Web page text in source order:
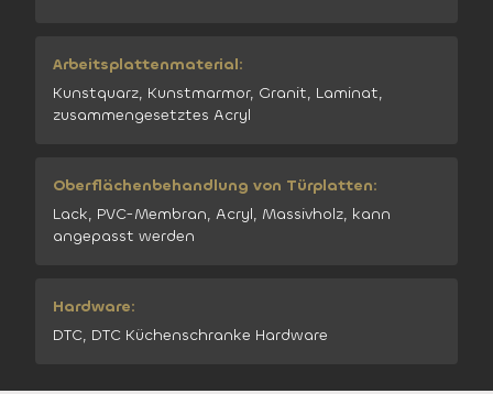
Arbeitsplattenmaterial:
Kunstquarz, Kunstmarmor, Granit, Laminat,
zusammengesetztes Acryl
Oberflächenbehandlung von Türplatten:
Lack, PVC-Membran, Acryl, Massivholz, kann
angepasst werden
Hardware:
DTC, DTC Küchenschranke Hardware